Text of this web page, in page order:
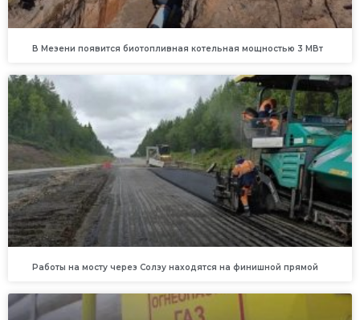
В Мезени появится биотопливная котельная мощностью 3 МВт
Работы на мосту через Солзу находятся на финишной прямой